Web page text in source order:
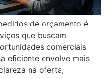
de orçamento é
que buscam
comerciais
eficiente envolve mais
na oferta,